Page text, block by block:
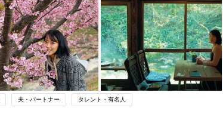
夫・パートナー タレント・有名人